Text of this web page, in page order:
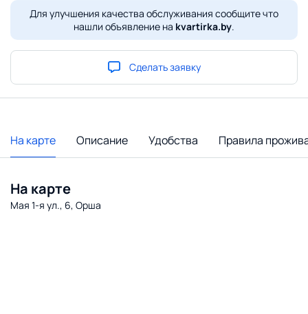
Для улучшения качества обслуживания сообщите что
нашли объявление на kvartirka.by.
Сделать заявку
На карте Описание Удобства Правила
На карте
Мая 1-я ул., 6, Орша